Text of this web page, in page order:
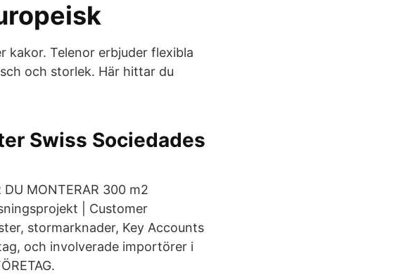
kakor. Telenor erbjuder flexibla
och storlek. Här hittar du
Swiss Sociedades
MONTERAR 300 m2
| Customer
stormarknader, Key Accounts
och involverade importörer i